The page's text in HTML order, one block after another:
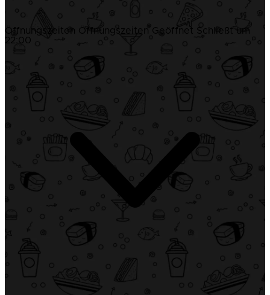
Öffnungszeiten Öffnungszeiten Geöffnet Schließt um
22:00